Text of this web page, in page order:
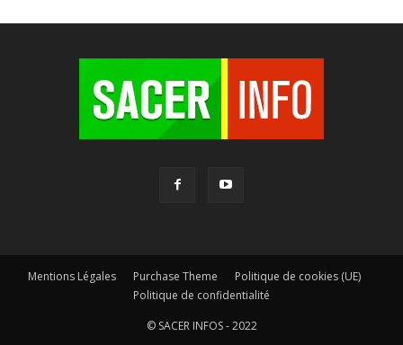
Mentions Légales Purchase Theme
Politique de cookies (UE)
Politique de confidentialité
© SACER INFOS - 2022